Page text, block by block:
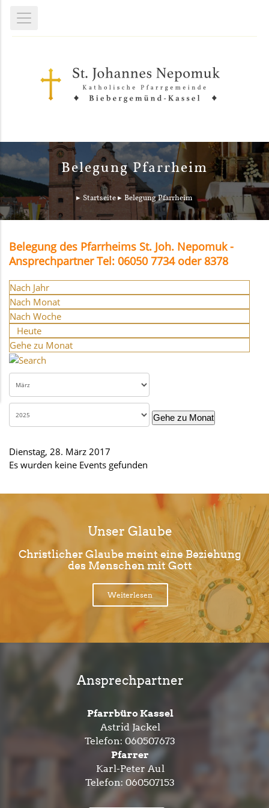
Belegung Pfarrheim
Startseite Belegung Pfarrheim
Belegung des Pfarrheims St. Joh. Nepomuk -
Ansprechpartner Tel: 06050 7734 oder 8378
Nach Jahr
Nach Monat
Nach Woche
Heute
Gehe zu Monat
Gehe zu Monat
Dienstag, 28. März 2017
Es wurden keine Events gefunden
Unser Glaube
Christlicher Glaube meint eine Beziehung
des Menschen mit Gott
Weiterlesen
Ansprechpartner
Pfarrbüro Kassel
Astrid Jackel
Telefon: 060507673
Pfarrer
Karl-Peter Aul
Telefon: 060507153